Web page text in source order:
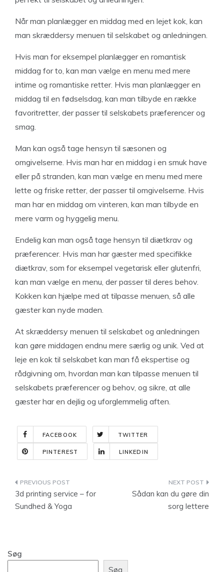
Når man planlægger en middag med en lejet kok, kan
man skræddersy menuen til selskabet og anledningen.
Hvis man for eksempel planlægger en romantisk
middag for to, kan man vælge en menu med mere
intime og romantiske retter. Hvis man planlægger en
middag til en fødselsdag, kan man tilbyde en række
favoritretter, der passer til selskabets præferencer og
smag.
Man kan også tage hensyn til sæsonen og
omgivelserne. Hvis man har en middag i en smuk have
eller på stranden, kan man vælge en menu med mere
lette og friske retter, der passer til omgivelserne. Hvis
man har en middag om vinteren, kan man tilbyde en
mere varm og hyggelig menu.
Endelig kan man også tage hensyn til diætkrav og
præferencer. Hvis man har gæster med specifikke
diætkrav, som for eksempel vegetarisk eller glutenfri,
kan man vælge en menu, der passer til deres behov.
Kokken kan hjælpe med at tilpasse menuen, så alle
gæster kan nyde maden.
At skræddersy menuen til selskabet og anledningen
kan gøre middagen endnu mere særlig og unik. Ved at
leje en kok til selskabet kan man få ekspertise og
rådgivning om, hvordan man kan tilpasse menuen til
selskabets præferencer og behov, og sikre, at alle
gæster har en dejlig og uforglemmelig aften.
FACEBOOK TWITTER
PINTEREST LINKEDIN
Indlægsnavigation
3d printing service – for
Sundhed & Yoga
Sådan kan du gøre din
sorg lettere
Søg
Søg